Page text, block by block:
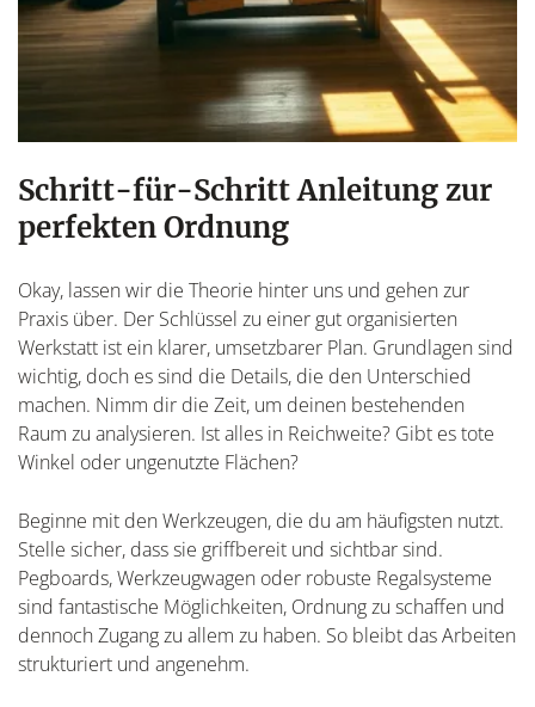
Schritt-für-Schritt Anleitung zur
perfekten Ordnung
Okay, lassen wir die Theorie hinter uns und gehen zur
Praxis über. Der Schlüssel zu einer gut organisierten
Werkstatt ist ein klarer, umsetzbarer Plan. Grundlagen sind
wichtig, doch es sind die Details, die den Unterschied
machen. Nimm dir die Zeit, um deinen bestehenden
Raum zu analysieren. Ist alles in Reichweite? Gibt es tote
Winkel oder ungenutzte Flächen?
Beginne mit den Werkzeugen, die du am häufigsten nutzt.
Stelle sicher, dass sie griffbereit und sichtbar sind.
Pegboards, Werkzeugwagen oder robuste Regalsysteme
sind fantastische Möglichkeiten, Ordnung zu schaffen und
dennoch Zugang zu allem zu haben. So bleibt das Arbeiten
strukturiert und angenehm.